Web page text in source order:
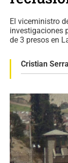
El viceministro
investigaciones
de 3 presos en
Cristian